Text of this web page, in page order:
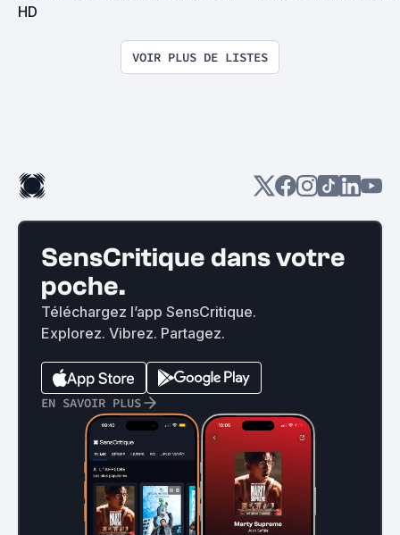
HD
VOIR PLUS DE LISTES
SensCritique dans votre
poche.
Téléchargez l’app SensCritique.
Explorez. Vibrez. Partagez.
EN SAVOIR PLUS